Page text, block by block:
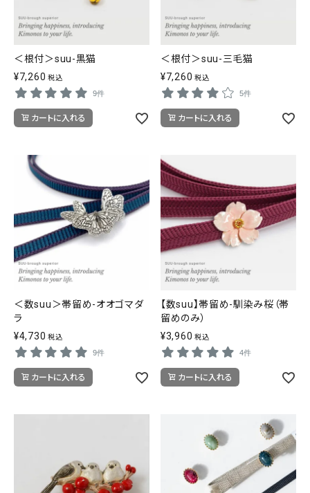
＜根付＞suu-黒猫
¥7,260 税込
9件
カートに入れる
＜根付＞suu-三毛猫
¥7,260 税込
5件
カートに入れる
＜数suu＞帯留め-オオゴマダ
ラ
¥4,730 税込
9件
カートに入れる
【数suu】帯留め-馴染み桜（帯
留めのみ）
¥3,960 税込
4件
カートに入れる